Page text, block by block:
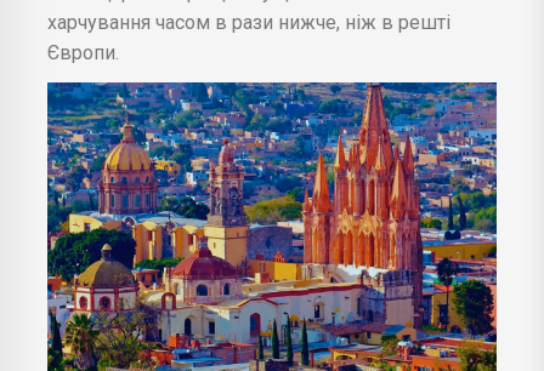
харчування часом в рази нижче, ніж в решті
Європи.